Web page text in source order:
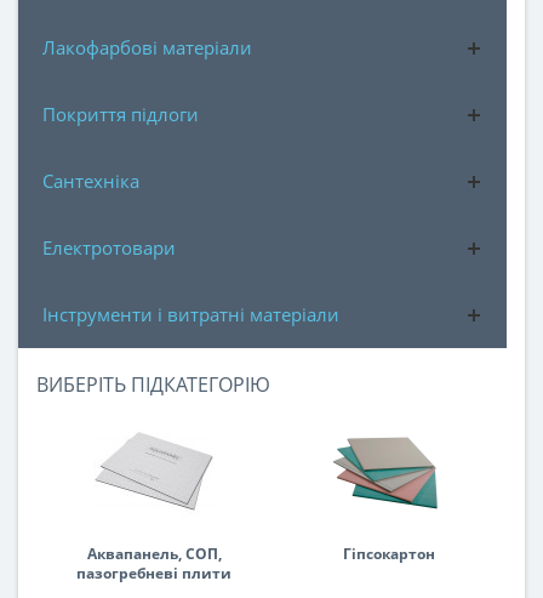
Лакофарбові матеріали
Покриття підлоги
Сантехніка
Електротовари
Інструменти і витратні матеріали
ВИБЕРІТЬ ПІДКАТЕГОРІЮ
Аквапанель, СОП,
пазогребневі плити
Гіпсокартон